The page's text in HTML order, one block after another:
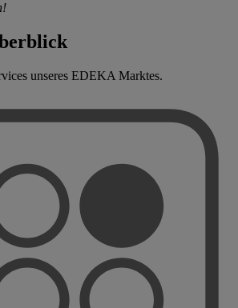
unseres EDEKA Marktes.